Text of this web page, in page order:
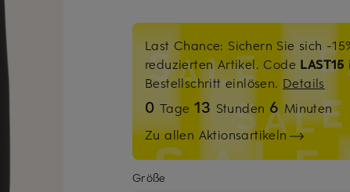
Last Chance: Sichern Sie sich -
reduzierten Artikel. Code LAST15
Bestellschritt einlösen. Details
0 Tage13 Stunden 6 Minuten
Zu allen Aktionsartikeln
Größe